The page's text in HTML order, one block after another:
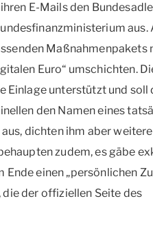
E-Mails den
aus.
Maßnahmenpakets
Euro“ umschichten.
Einlage unterstützt und soll
den Namen eines
dichten ihm aber
zudem, es gäbe
einen „persönlichen
die der offiziellen Seite des